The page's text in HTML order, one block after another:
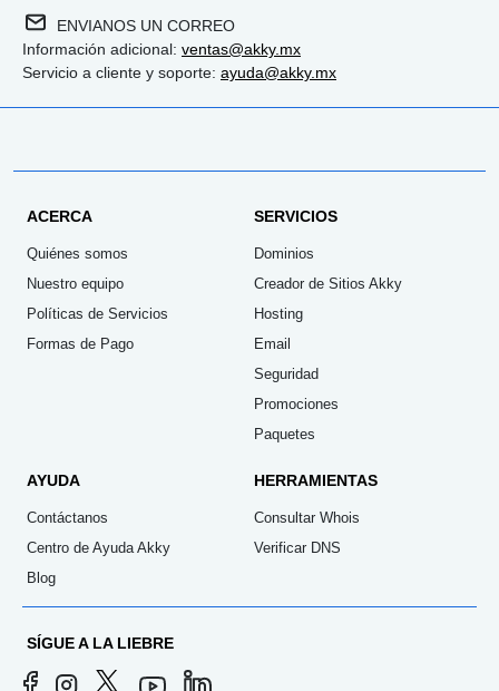
ENVIANOS UN CORREO
Información adicional: ventas@akky.mx
Servicio a cliente y soporte: ayuda@akky.mx
ACERCA
Quiénes somos
Nuestro equipo
Políticas de Servicios
Formas de Pago
SERVICIOS
Dominios
Creador de Sitios Akky
Hosting
Email
Seguridad
Promociones
Paquetes
AYUDA
Contáctanos
Centro de Ayuda Akky
Blog
HERRAMIENTAS
Consultar Whois
Verificar DNS
SÍGUE A LA LIEBRE